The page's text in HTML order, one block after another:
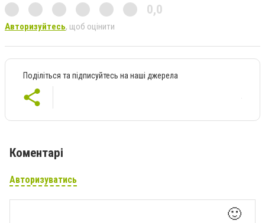
0,0
Авторизуйтесь, щоб оцінити
Поділіться та підписуйтесь на наші джерела
Коментарі
Авторизуватись
🙂